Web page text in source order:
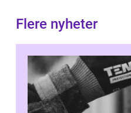
Flere nyheter